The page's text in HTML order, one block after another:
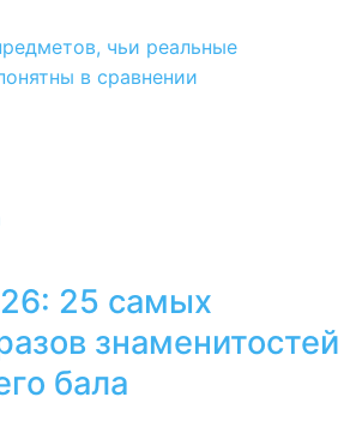
чьи реальные
в сравнении
25 самых
знаменитостей
бала